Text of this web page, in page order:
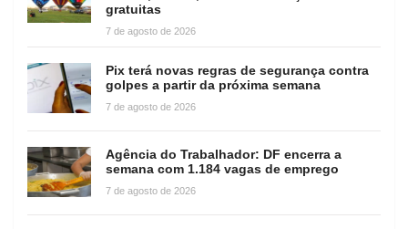
gratuitas
7 de agosto de 2026
Pix terá novas regras de segurança contra
golpes a partir da próxima semana
7 de agosto de 2026
Agência do Trabalhador: DF encerra a
semana com 1.184 vagas de emprego
7 de agosto de 2026